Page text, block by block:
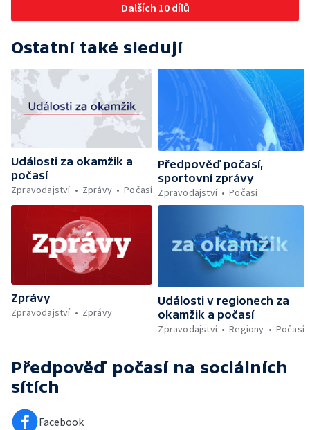
Dalších 10 dílů
Ostatní také sledují
Události za okamžik a
počasí
Zpravodajství
Zprávy Počasí
Předpověď počasí,
sportovní zprávy
Zpravodajství
Počasí
Zprávy
Zpravodajství
Zprávy
Události v regionech za
okamžik a počasí
Zpravodajství
Regiony Počasí
Předpověď počasí na sociálních
sítích
Facebook